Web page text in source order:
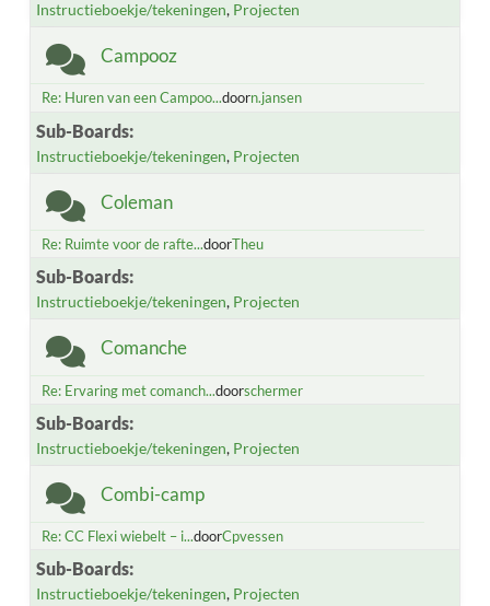
Instructieboekje/tekeningen Projecten
Campooz
Re: Huren van een Campoo...doorn.jansen
Sub-Boards
Instructieboekje/tekeningen Projecten
Coleman
Re: Ruimte voor de rafte...doorTheu
Sub-Boards
Instructieboekje/tekeningen Projecten
Comanche
Re: Ervaring met comanch...doorschermer
Sub-Boards
Instructieboekje/tekeningen Projecten
Combi-camp
Re: CC Flexi wiebelt – i...doorCpvessen
Sub-Boards
Instructieboekje/tekeningen Projecten